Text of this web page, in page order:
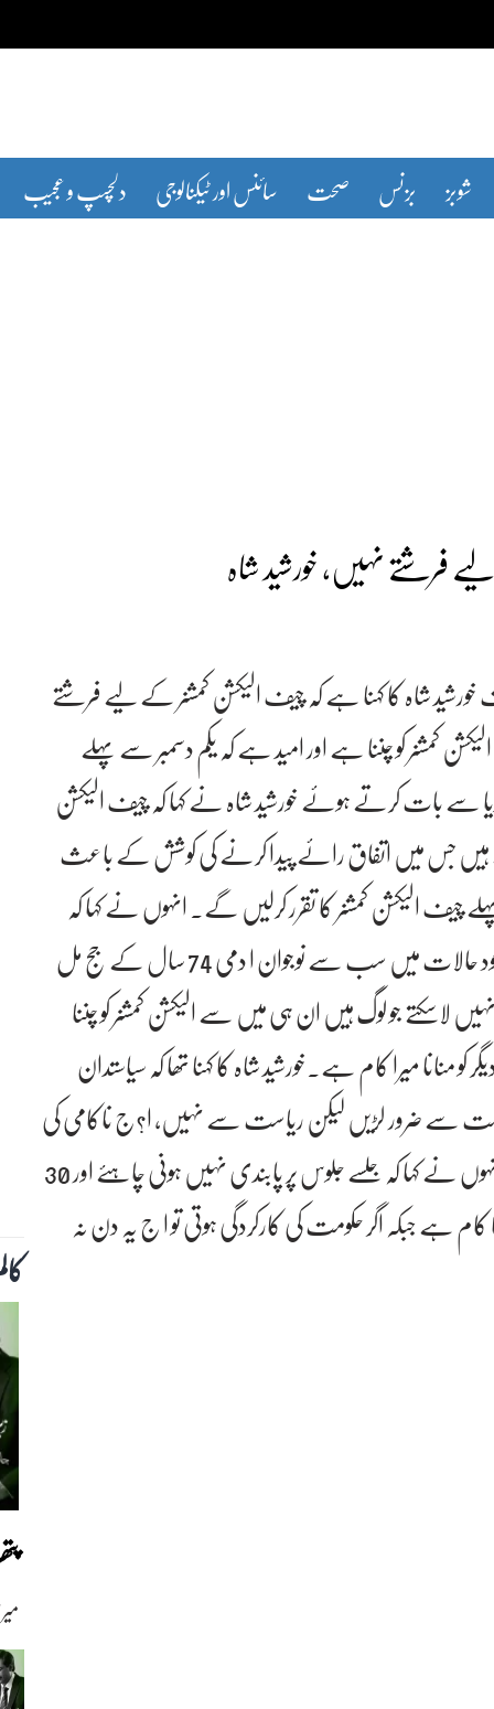
شوبز بزنس صحت سائنس اور ٹیکنالوجی دلچسپ و عجیب
فرشتے نہیں، خورشید شاہ
شاہ کا کہنا ہے کہ چیف الیکشن کمشنر کے لیے فرشتے
کمشنر کو چننا ہے اور امید ہے کہ یکم دسمبر سے پہلے
سے بات کرتے ہوئے خورشید شاہ نے کہا کہ چیف الیکشن
ہیں جس میں اتفاق رائے پیدا کرنے کی کوشش کے باعث
چیف الیکشن کمشنر کا تقرر کرلیں گے۔ انہوں نے کہا کہ
ہمیں ایک نوجوان چیف الیکشن کمشنر چاہئے لیکن موجود حالات میں سب سے نوجوان ا دمی 74 سال کے جج مل
جو لوگ ہیں ان ہی میں سے الیکشن کمشنر کو چننا
منانا میرا کام ہے۔خورشید شاہ کا کہنا تھا کہ سیاستدان
سے ضرور لڑیں لیکن ریاست سے نہیں، ا?ج ناکامی کی
سب سے بڑی وجہ پارلیمنٹ کو نظر انداز کرنا ہے۔ انہوں نے کہا کہ جلسے جلوس پر پابندی نہیں ہونی چاہئے اور 30
کام ہے جبکہ اگر حکومت کی کارکردگی ہوتی تو ا ج یہ دن نہ